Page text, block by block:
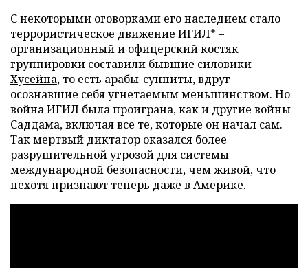
С некоторыми оговорками его наследием стало
террористическое движение ИГИЛ* –
организационный и офицерский костяк
группировки составили бывшие силовики
Хусейна, то есть арабы-сунниты, вдруг
осознавшие себя угнетаемым меньшинством. Но
война ИГИЛ была проиграна, как и другие войны
Саддама, включая все те, которые он начал сам.
Так мертвый диктатор оказался более
разрушительной угрозой для системы
международной безопасности, чем живой, что
нехотя признают теперь даже в Америке.